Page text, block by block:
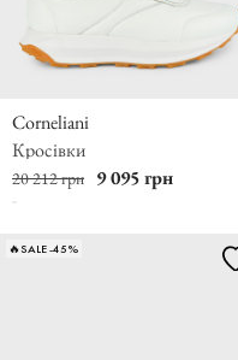
Corneliani
Кросівки
20 212 грн 9 095 грн
🔥SALE -45%